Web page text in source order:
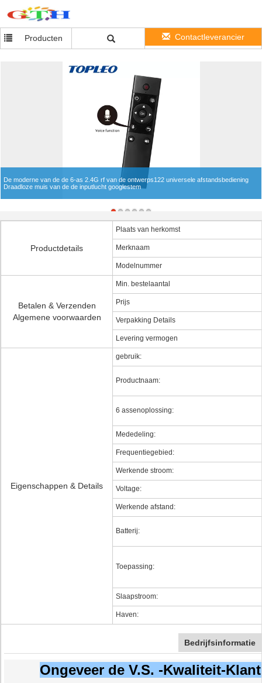
Producten Contactleverancier
De moderne van de de 6-as 2.4G rf van de ontwerps122 universele afstandsbediening
Draadloze muis van de de inputlucht googlestem
Productdetails
Plaats van herkomst
Merknaam
Modelnummer
Betalen & Verzenden
Algemene voorwaarden
Min. bestelaantal
Prijs
Verpakking Details
Levering vermogen
Eigenschappen & Details
gebruik:
Productnaam:
6 assenoplossing:
Mededeling:
Frequentiegebied:
Werkende stroom:
Voltage:
Werkende afstand:
Batterij:
Toepassing:
Slaapstroom:
Haven:
Bedrijfsinformatie
Ongeveer de V.S. -Kwaliteit-